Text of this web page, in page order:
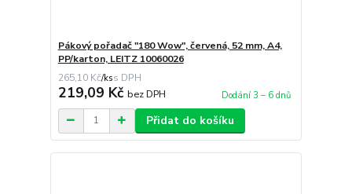
Pákový pořadač "180 Wow", červená, 52 mm, A4,
PP/karton, LEITZ 10060026
265,10 Kč/ks
219,09 Kč bez DPH Dodání 3 – 6 dnů
Přidat do košíku